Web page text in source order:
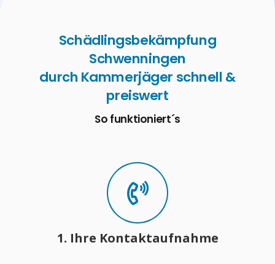
Schädlingsbekämpfung
Schwenningen
durch Kammerjäger schnell &
preiswert
So funktioniert´s
1. Ihre Kontaktaufnahme